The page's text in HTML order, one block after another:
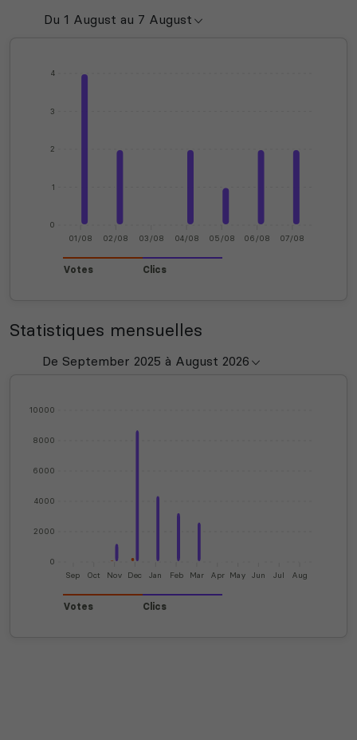
0
1
2
3
4
01/08 02/08 03/08 04/08 05/08 06/08 07/08
Votes Clics
Statistiques mensuelles
0
2000
4000
6000
8000
10000
Sep Oct Nov Dec Jan Feb Mar Apr May Jun Jul Aug
Votes Clics